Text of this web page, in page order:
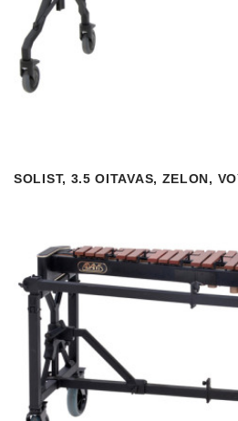
SOLIST, 3.5 OITAVAS, ZELON,